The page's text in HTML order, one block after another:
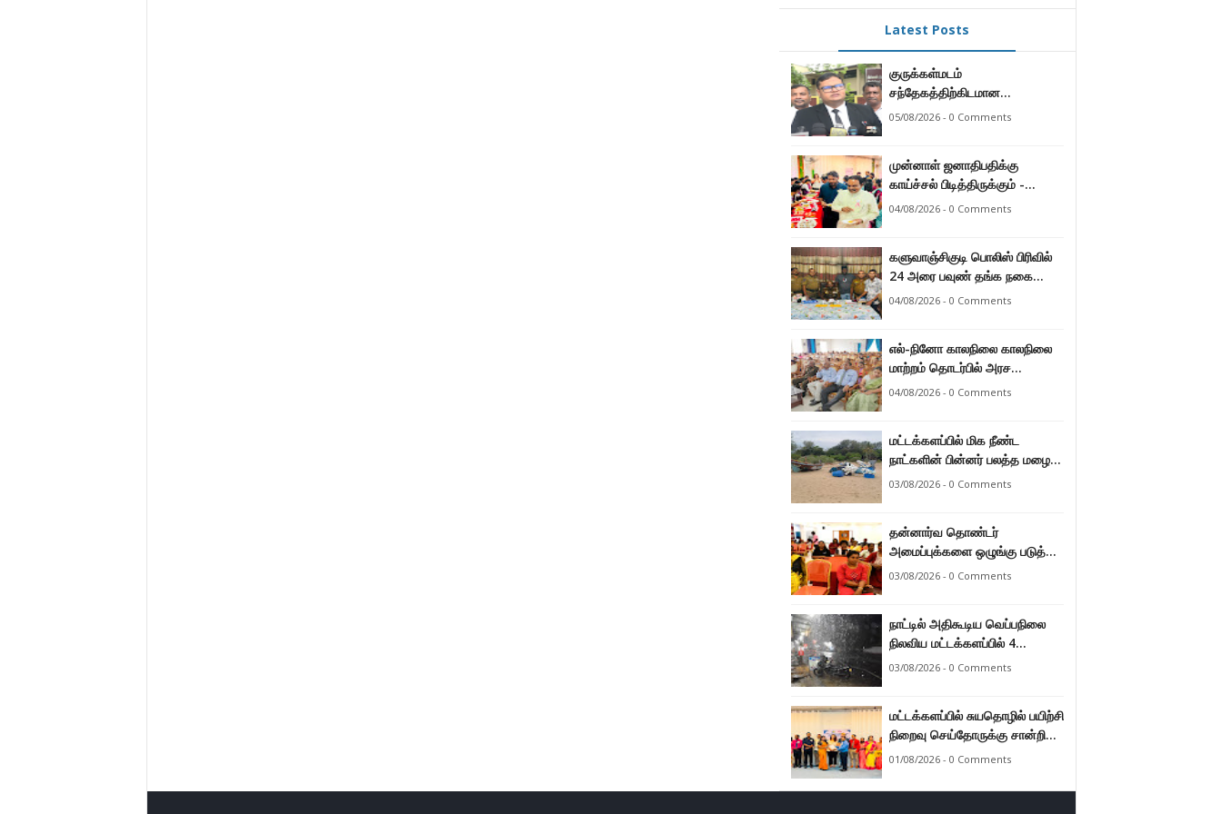
Latest Posts
குருக்கள்மடம்
சந்தேகத்திற்கிடமான
மனிதப்புதைகுழி தொடர்பான
தவணையிடப்பட்டுள்ளது.
05/08/2026 - 0 Comments
முன்னாள் ஜனாதிபதிக்கு
காய்ச்சல் பிடித்திருக்கும் -
பாராளுமன்ற உறுப்பினர் ஸ்ரீநேசன்
04/08/2026 - 0 Comments
களுவாஞ்சிகுடி பொலிஸ் பிரிவில்
24 அரை பவுண் தங்க நகை
களவு 24 மணித்தியலத்தில்
04/08/2026 - 0 Comments
எல்-நினோ காலநிலை காலநிலை
மாற்றம் தொடர்பில் அரச
உத்தியோகஸ்த்தர்களுக்கு
04/08/2026 - 0 Comments
மட்டக்களப்பில் மிக நீண்ட
நாட்களின் பின்னர் பலத்த மழை
47.8 மில்லி மீற்றர் மழை வீழ்ச்சி
03/08/2026 - 0 Comments
தன்னார்வ தொண்டர்
அமைப்புக்களை ஒழுங்கு படுத்த
வேண்டும் என்ற அடிப்படையில்
03/08/2026 - 0 Comments
நாட்டில் அதிகூடிய வெப்பநிலை
நிலவிய மட்டக்களப்பில் 4
மாதங்களுக்குப் பின்னர் பலத்த
03/08/2026 - 0 Comments
மட்டக்களப்பில் சுயதொழில் பயிற்சி
நிறைவு செய்தோருக்கு சான்றிதழ்
வழங்கி வைப்பு.
01/08/2026 - 0 Comments